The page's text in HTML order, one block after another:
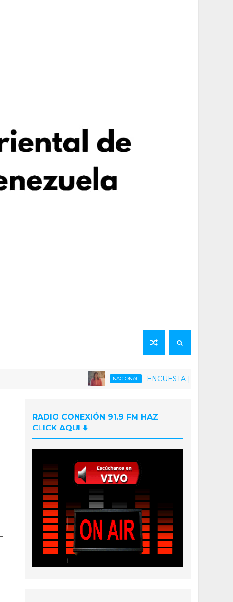
NACIONAL ENCUESTA | 75% de la
RADIO CONEXIÓN 91.9 FM HAZ
CLICK AQUI ⬇️